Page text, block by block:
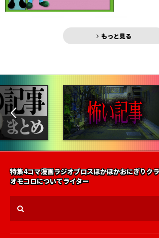
もっと見る
特集4コマ漫画ラジオブロスほかほかおにぎりク
オモコロについてライター